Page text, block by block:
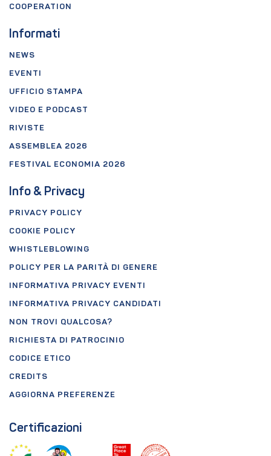
COOPERATION
Informati
NEWS
EVENTI
UFFICIO STAMPA
VIDEO E PODCAST
RIVISTE
ASSEMBLEA 2026
FESTIVAL ECONOMIA 2026
Info & Privacy
PRIVACY POLICY
COOKIE POLICY
WHISTLEBLOWING
POLICY PER LA PARITÀ DI GENERE
INFORMATIVA PRIVACY EVENTI
INFORMATIVA PRIVACY CANDIDATI
NON TROVI QUALCOSA?
RICHIESTA DI PATROCINIO
CODICE ETICO
CREDITS
AGGIORNA PREFERENZE
Certificazioni